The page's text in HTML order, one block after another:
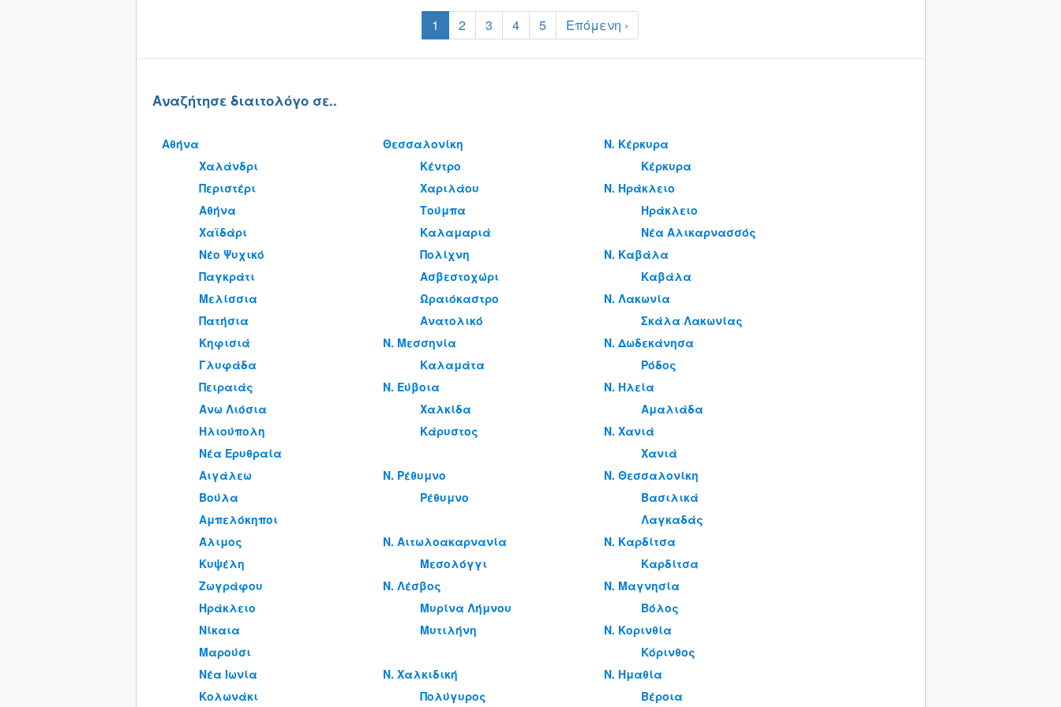
1 2 3 4 5 Επόμενη ›
Αναζήτησε διαιτολόγο σε..
Αθήνα
Χαλάνδρι
Περιστέρι
Αθήνα
Χαϊδάρι
Νέο Ψυχικό
Παγκράτι
Μελίσσια
Πατήσια
Κηφισιά
Γλυφάδα
Πειραιάς
Άνω Λιόσια
Ηλιούπολη
Νέα Ερυθραία
Αιγάλεω
Βούλα
Αμπελόκηποι
Άλιμος
Κυψέλη
Ζωγράφου
Ηράκλειο
Νίκαια
Μαρούσι
Νέα Ιωνία
Κολωνάκι
Θεσσαλονίκη
Κέντρο
Χαριλάου
Τούμπα
Καλαμαριά
Πολίχνη
Ασβεστοχώρι
Ωραιόκαστρο
Ανατολικό
Ν. Κέρκυρα
Κέρκυρα
Ν. Ηράκλειο
Ηράκλειο
Νέα Αλικαρνασσός
Ν. Καβάλα
Καβάλα
Ν. Λακωνία
Σκάλα Λακωνίας
Ν. Μεσσηνία
Καλαμάτα
Ν. Δωδεκάνησα
Ρόδος
Ν. Εύβοια
Χαλκίδα
Κάρυστος
Ν. Ηλεία
Αμαλιάδα
Ν. Χανιά
Χανιά
Ν. Ρέθυμνο
Ρέθυμνο
Ν. Θεσσαλονίκη
Βασιλικά
Λαγκαδάς
Ν. Αιτωλοακαρνανία
Μεσολόγγι
Ν. Καρδίτσα
Καρδίτσα
Ν. Λέσβος
Μυρίνα Λήμνου
Μυτιλήνη
Ν. Μαγνησία
Βόλος
Ν. Κορινθία
Κόρινθος
Ν. Χαλκιδική
Πολύγυρος
Ν. Ημαθία
Βέροια